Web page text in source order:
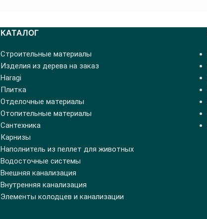
КАТАЛОГ
Строительные материалы
Изделия из дерева на заказ
Haragi
Плитка
Отделочные материалы
Отопительные материалы
Сантехника
Карнизы
Наполнитель из пеллет для животных
Водосточные системы
Внешняя канализация
Внутренняя канализация
Элементы колодцев и канализации